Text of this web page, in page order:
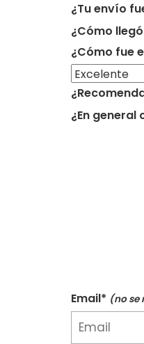
¿Tu envío
¿Cómo
¿Cómo fue
¿En
Email* (no se